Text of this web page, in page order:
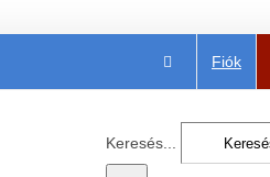
Fiók
Keresés...